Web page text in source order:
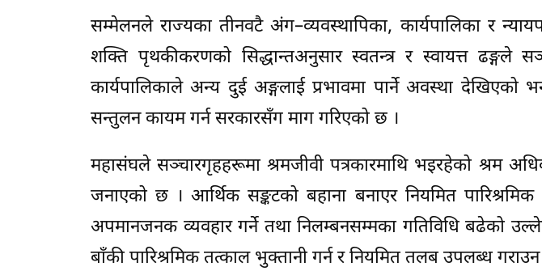
सम्मेलनले राज्यका तीनवटै अंग–व्यवस्थापिका, कार्यपालिका र
शक्ति पृथकीकरणको सिद्धान्तअनुसार स्वतन्त्र र स्वायत्त ढङ्गले
कार्यपालिकाले अन्य दुई अङ्गलाई प्रभावमा पार्ने अवस्था देखिएको
सन्तुलन कायम गर्न सरकारसँग माग गरिएको छ ।
महासंघले सञ्चारगृहहरूमा श्रमजीवी पत्रकारमाथि भइरहेको श्रम
जनाएको छ । आर्थिक सङ्कटको बहाना बनाएर नियमित पारिश्रमिक
अपमानजनक व्यवहार गर्ने तथा निलम्बनसम्मका गतिविधि बढेको
बाँकी पारिश्रमिक तत्काल भुक्तानी गर्न र नियमित तलब उपलब्ध